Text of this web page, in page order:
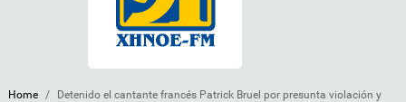
Home /
Detenido el cantante francés Patrick Bruel por presunta violación y